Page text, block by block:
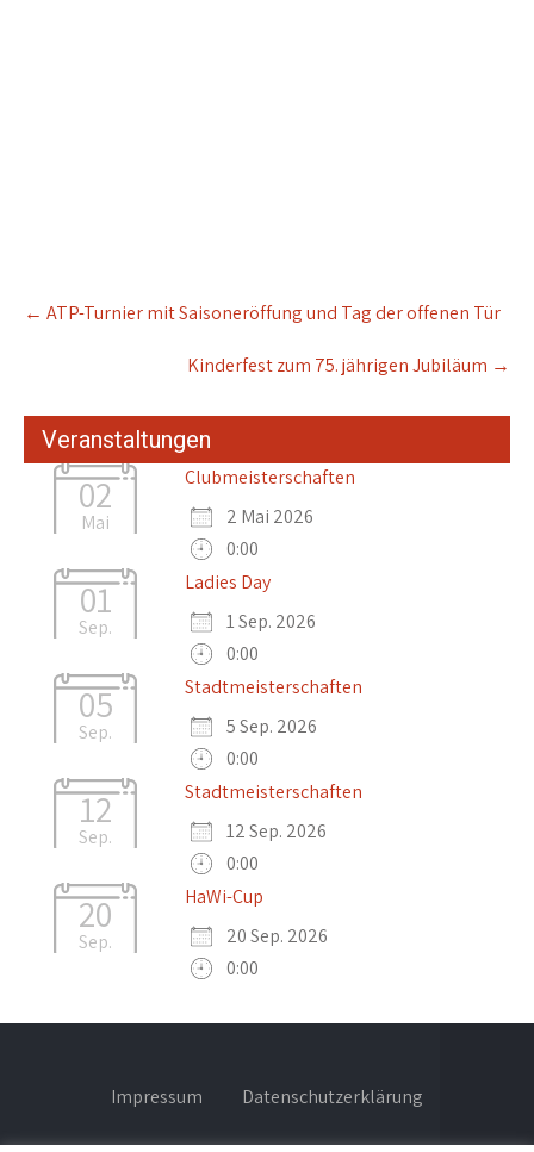
Post
navigation
← ATP-Turnier mit Saisoneröffung und Tag der offenen Tür
Kinderfest zum 75. jährigen Jubiläum →
Veranstaltungen
02
Mai
Clubmeisterschaften
2 Mai 2026
0:00
01
Sep.
Ladies Day
1 Sep. 2026
0:00
05
Sep.
Stadtmeisterschaften
5 Sep. 2026
0:00
12
Sep.
Stadtmeisterschaften
12 Sep. 2026
0:00
20
Sep.
HaWi-Cup
20 Sep. 2026
0:00
Impressum Datenschutzerklärung